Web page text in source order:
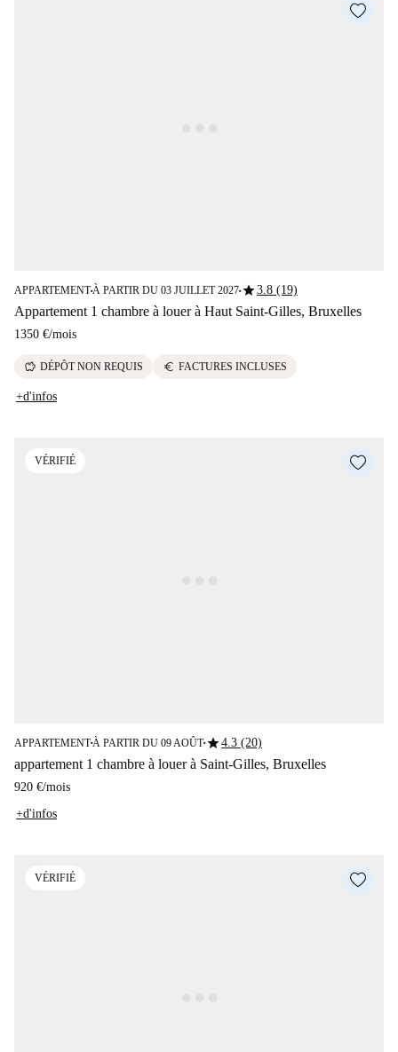
APPARTEMENT■À PARTIR DU 03 JUILLET 2027■star3.8 (19)
Appartement 1 chambre à louer à Haut Saint-Gilles, Bruxelles
1350 €/mois
savings DÉPÔT NON REQUIS euro FACTURES INCLUSES
+d'infos
VÉRIFIÉ
APPARTEMENT■À PARTIR DU 09 AOÛT■star4.3 (20)
appartement 1 chambre à louer à Saint-Gilles, Bruxelles
920 €/mois
+d'infos
VÉRIFIÉ